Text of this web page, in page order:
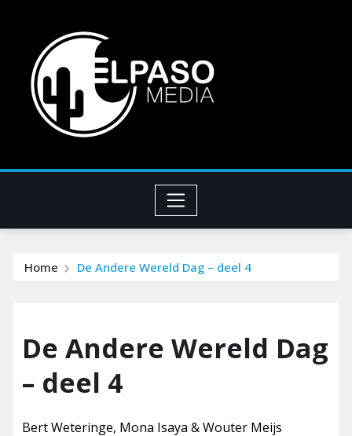
Home De Andere Wereld Dag – deel 4
De Andere Wereld Dag
– deel 4
Bert Weteringe, Mona Isaya & Wouter Meijs